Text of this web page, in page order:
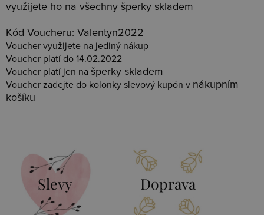
využijete ho na všechny šperky skladem
Kód Voucheru: Valentyn2022
Voucher využijete na jediný nákup
Voucher platí do 14.02.2022
Voucher platí jen na šperky skladem
Voucher zadejte do kolonky slevový kupón v nákupním
košíku
Slevy Doprava